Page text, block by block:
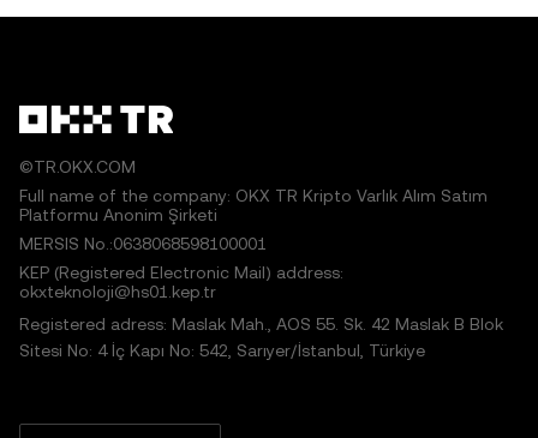
©TR.OKX.COM
Full name of the company: OKX TR Kripto Varlık Alım Satım
Platformu Anonim Şirketi
MERSIS No.:0638068598100001
KEP (Registered Electronic Mail) address:
okxteknoloji@hs01.kep.tr
Registered adress: Maslak Mah., AOS 55. Sk. 42 Maslak B Blok
Sitesi No: 4 İç Kapı No: 542, Sarıyer/İstanbul, Türkiye